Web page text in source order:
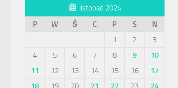
listopad 2024
P
W Ś C P S
N
1
2
3
4
5 6 7 8 9
10
11
12 13 14 15 16
17
18
19 20 21 22 23
24